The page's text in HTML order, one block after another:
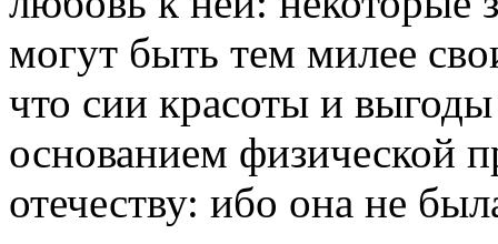
могут быть тем милее
что сии красоты и
основанием физической
отечеству: ибо она не